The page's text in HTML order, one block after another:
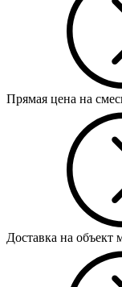
Прямая цена на
Доставка на